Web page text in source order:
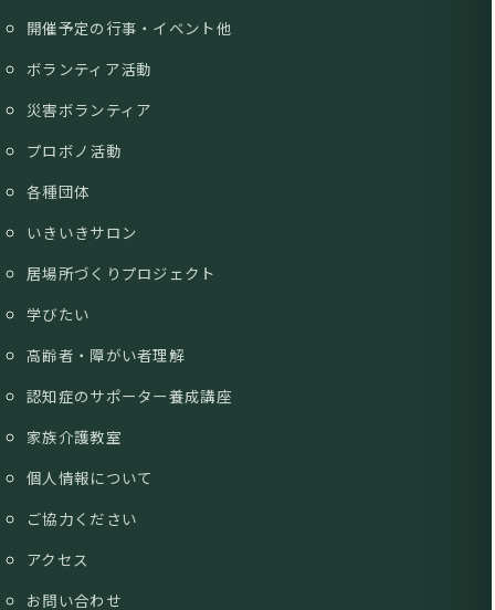
開催予定の行事・イベント他
ボランティア活動
災害ボランティア
プロボノ活動
各種団体
いきいきサロン
居場所づくりプロジェクト
学びたい
高齢者・障がい者理解
認知症のサポーター養成講座
家族介護教室
個人情報について
ご協力ください
アクセス
お問い合わせ